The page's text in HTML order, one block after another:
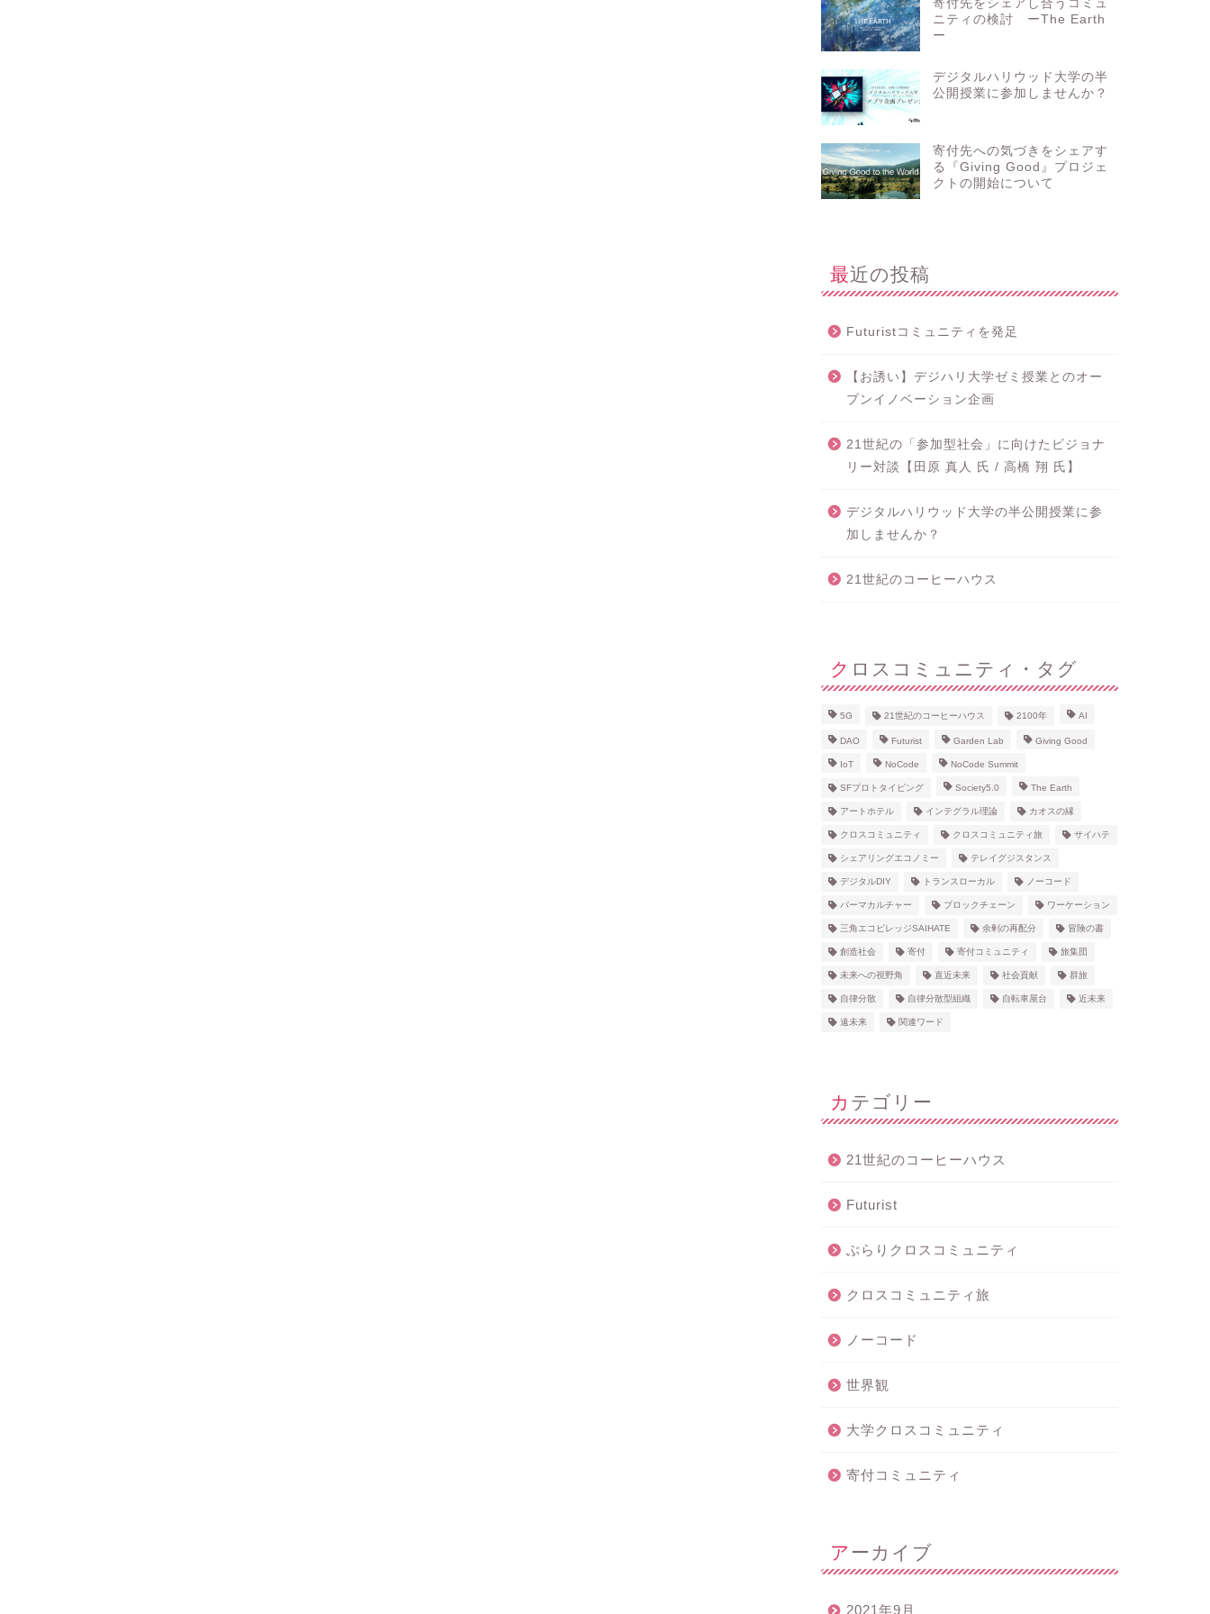
寄付先をシェアし合うコミュ
ニティの検討 ーThe Earth
ー
デジタルハリウッド大学の半
公開授業に参加しませんか？
寄付先への気づきをシェアす
る『Giving Good』プロジェ
クトの開始について
最近の投稿
Futuristコミュニティを発足
【お誘い】デジハリ大学ゼミ授業とのオー
プンイノベーション企画
21世紀の「参加型社会」に向けたビジョナ
リー対談【田原 真人 氏 / 高橋 翔 氏】
デジタルハリウッド大学の半公開授業に参
加しませんか？
21世紀のコーヒーハウス
クロスコミュニティ・タグ
5G 21世紀のコーヒーハウス 2100年 AI
DAO Futurist Garden Lab Giving Good
IoT NoCode NoCode Summit
SFプロトタイピング Society5.0 The Earth
アートホテル インテグラル理論 カオスの縁
クロスコミュニティ クロスコミュニティ旅 サイハテ
シェアリングエコノミー テレイグジスタンス
デジタルDIY トランスローカル ノーコード
パーマカルチャー ブロックチェーン ワーケーション
三角エコビレッジSAIHATE 余剰の再配分 冒険の書
創造社会 寄付 寄付コミュニティ 旅集団
未来への視野角 直近未来 社会貢献 群旅
自律分散 自律分散型組織 自転車屋台 近未来
遠未来 関連ワード
カテゴリー
21世紀のコーヒーハウス
Futurist
ぶらりクロスコミュニティ
クロスコミュニティ旅
ノーコード
世界観
大学クロスコミュニティ
寄付コミュニティ
アーカイブ
2021年9月